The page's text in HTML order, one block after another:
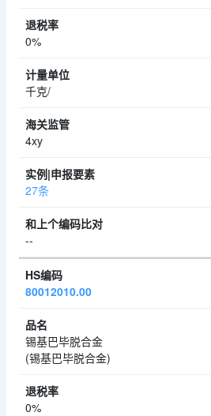
0%
千克/
4xy
27条
--
80012010.00
锡基巴毕脱合金
(锡基巴毕脱合金)
0%